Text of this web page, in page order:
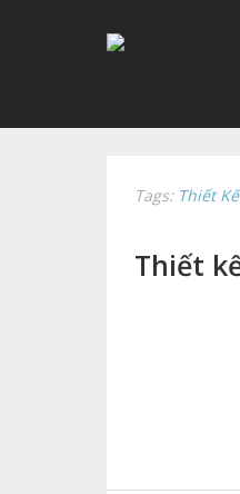
Tags: Thiết
Thiết